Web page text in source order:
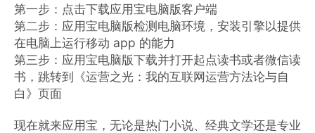
第一步：点击下载应用宝电脑版客户端
第二步：应用宝电脑版检测电脑环境，安装引擎以提供
在电脑上运行移动 app 的能力
第三步：应用宝电脑版下载并打开起点读书或者微信读
书，跳转到《运营之光：我的互联网运营方法论与自
白》页面
现在就来应用宝，无论是热门小说、经典文学还是专业